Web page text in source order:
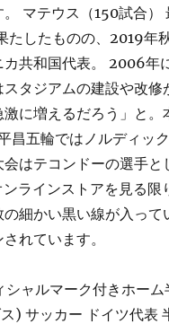
マテウス（150試合
たしたものの、2019年
カ共和国代表。 2006年
タジアムの建設や改
に増えるだろう」と
昌五輪ではノルディッ
はテコンドーの選手
ラインストアを見る
細かい黒い線が入って
れています。
シャルマーク付きホー
) サッカー ドイツ代表